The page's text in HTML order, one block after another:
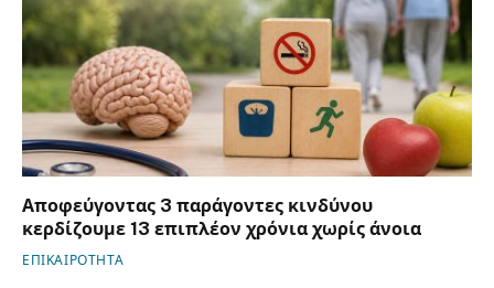
Αποφεύγοντας 3 παράγοντες κινδύνου
κερδίζουμε 13 επιπλέον χρόνια χωρίς άνοια
ΕΠΙΚΑΙΡΟΤΗΤΑ